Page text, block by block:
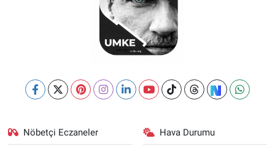
Nöbetçi Eczaneler Hava Durumu